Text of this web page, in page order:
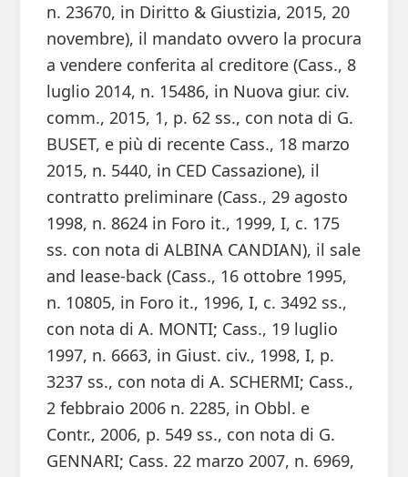
n. 23670, in Diritto & Giustizia, 2015, 20
novembre), il mandato ovvero la procura
a vendere conferita al creditore (Cass., 8
luglio 2014, n. 15486, in Nuova giur. civ.
comm., 2015, 1, p. 62 ss., con nota di G.
BUSET, e più di recente Cass., 18 marzo
2015, n. 5440, in CED Cassazione), il
contratto preliminare (Cass., 29 agosto
1998, n. 8624 in Foro it., 1999, I, c. 175
ss. con nota di ALBINA CANDIAN), il sale
and lease-back (Cass., 16 ottobre 1995,
n. 10805, in Foro it., 1996, I, c. 3492 ss.,
con nota di A. MONTI; Cass., 19 luglio
1997, n. 6663, in Giust. civ., 1998, I, p.
3237 ss., con nota di A. SCHERMI; Cass.,
2 febbraio 2006 n. 2285, in Obbl. e
Contr., 2006, p. 549 ss., con nota di G.
GENNARI; Cass. 22 marzo 2007, n. 6969,